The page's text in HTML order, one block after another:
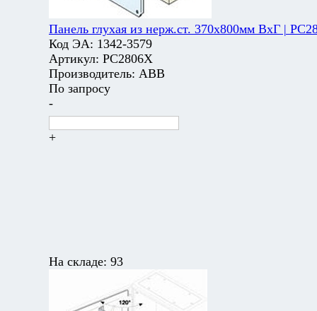
Панель глухая из нерж.ст. 370х800мм ВхГ |
Код ЭА: 1342-3579
Артикул: PC2806X
Производитель: ABB
По запросу
-
+
На складе: 93